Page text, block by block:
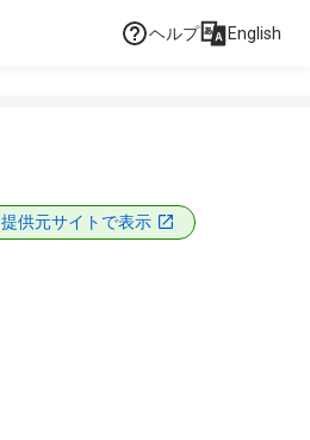
ヘルプ English
提供元サイトで表示